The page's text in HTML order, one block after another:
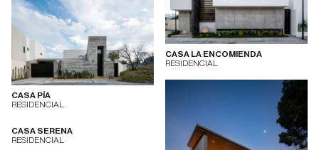
CASA LA ENCOMIENDA
RESIDENCIAL
CASA PÍA
RESIDENCIAL
CASA SERENA
RESIDENCIAL